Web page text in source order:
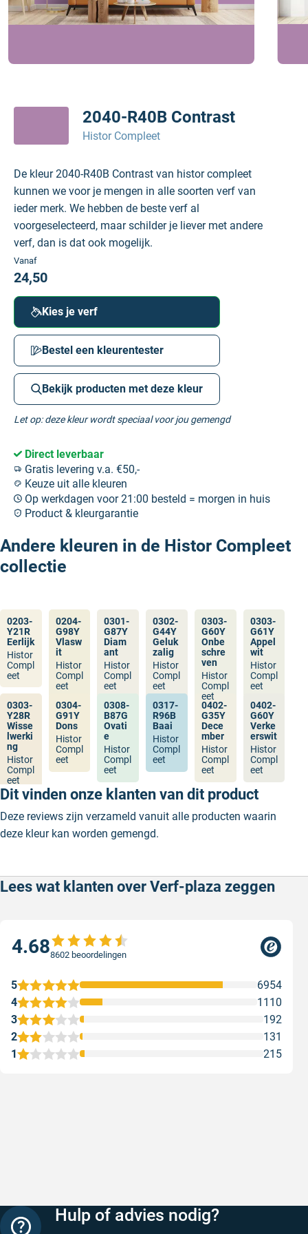
2040-R40B Contrast
Histor Compleet
De kleur 2040-R40B Contrast van histor compleet
kunnen we voor je mengen in alle soorten verf van
ieder merk. We hebben de beste verf al
voorgeselecteerd, maar schilder je liever met andere
verf, dan is dat ook mogelijk.
Vanaf
24,50
Kies je verf
Bestel een kleurentester
Bekijk producten met deze kleur
Let op: deze kleur wordt speciaal voor jou gemengd
Direct leverbaar
Gratis levering v.a. €50,-
Keuze uit alle kleuren
Op werkdagen voor 21:00 besteld = morgen in huis
Product & kleurgarantie
Andere kleuren in de Histor Compleet
collectie
0203-
Y21R
Eerlijk
Histor
Compl
eet
0204-
G98Y
Vlasw
it
Histor
Compl
eet
0301-
G87Y
Diam
ant
Histor
Compl
eet
0302-
G44Y
Geluk
zalig
Histor
Compl
eet
0303-
G60Y
Onbe
schre
ven
Histor
Compl
eet
0303-
G61Y
Appel
wit
Histor
Compl
eet
0303-
Y28R
Wisse
lwerki
ng
Histor
Compl
eet
0304-
G91Y
Dons
Histor
Compl
eet
0308-
B87G
Ovati
e
Histor
Compl
eet
0317-
R96B
Baai
Histor
Compl
eet
0402-
G35Y
Dece
mber
Histor
Compl
eet
0402-
G60Y
Verke
erswit
Histor
Compl
eet
Dit vinden onze klanten van dit product
Deze reviews zijn verzameld vanuit alle producten waarin
deze kleur kan worden gemengd.
Lees wat klanten over Verf-plaza zeggen
4.688602 beoordelingen
1 215
2 131
3 192
4 1110
5 6954
Hulp of advies nodig?